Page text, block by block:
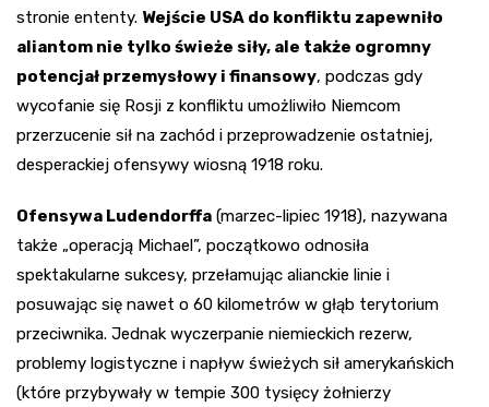
stronie ententy. Wejście USA do konfliktu zapewniło
aliantom nie tylko świeże siły, ale także ogromny
potencjał przemysłowy i finansowy, podczas gdy
wycofanie się Rosji z konfliktu umożliwiło Niemcom
przerzucenie sił na zachód i przeprowadzenie ostatniej,
desperackiej ofensywy wiosną 1918 roku.
Ofensywa Ludendorffa (marzec-lipiec 1918), nazywana
także „operacją Michael”, początkowo odnosiła
spektakularne sukcesy, przełamując alianckie linie i
posuwając się nawet o 60 kilometrów w głąb terytorium
przeciwnika. Jednak wyczerpanie niemieckich rezerw,
problemy logistyczne i napływ świeżych sił amerykańskich
(które przybywały w tempie 300 tysięcy żołnierzy